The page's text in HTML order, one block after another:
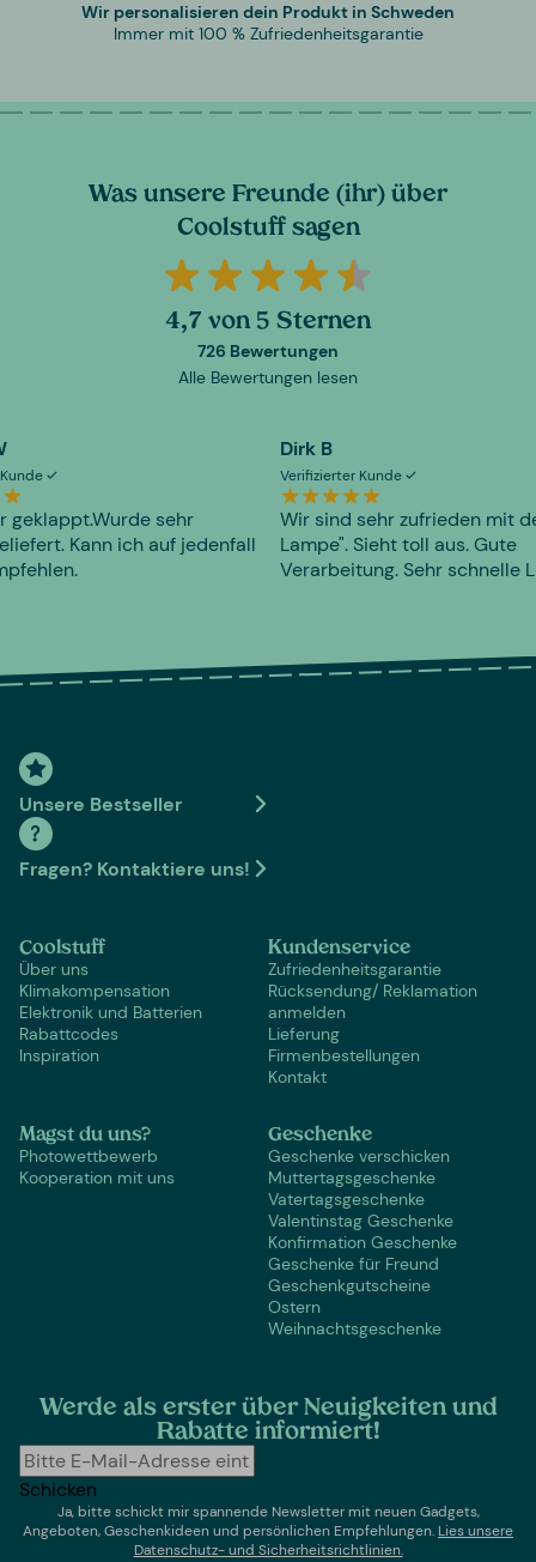
Wir personalisieren dein Produkt in Schweden
Immer mit 100 % Zufriedenheitsgarantie
Was unsere Freunde (ihr) über
Coolstuff sagen
4,7 von 5 Sternen
726 Bewertungen
Alle Bewertungen lesen
geklappt.Wurde sehr
Kann ich auf jedenfall
Dirk B
Verifizierter Kunde
Wir sind sehr zufrieden mit
Lampe". Sieht toll aus. Gute
Verarbeitung. Sehr schnelle
Unsere Bestseller
Fragen? Kontaktiere uns!
Coolstuff
Über uns
Klimakompensation
Elektronik und Batterien
Rabattcodes
Inspiration
Kundenservice
Zufriedenheitsgarantie
Rücksendung/ Reklamation
anmelden
Lieferung
Firmenbestellungen
Kontakt
Magst du uns?
Photowettbewerb
Kooperation mit uns
Geschenke
Geschenke verschicken
Muttertagsgeschenke
Vatertagsgeschenke
Valentinstag Geschenke
Konfirmation Geschenke
Geschenke für Freund
Geschenkgutscheine
Ostern
Weihnachtsgeschenke
Werde als erster über Neuigkeiten und
Rabatte informiert!
Schicken
Ja, bitte schickt mir spannende Newsletter mit neuen Gadgets,
Angeboten, Geschenkideen und persönlichen Empfehlungen. Lies unsere
Datenschutz- und Sicherheitsrichtlinien.